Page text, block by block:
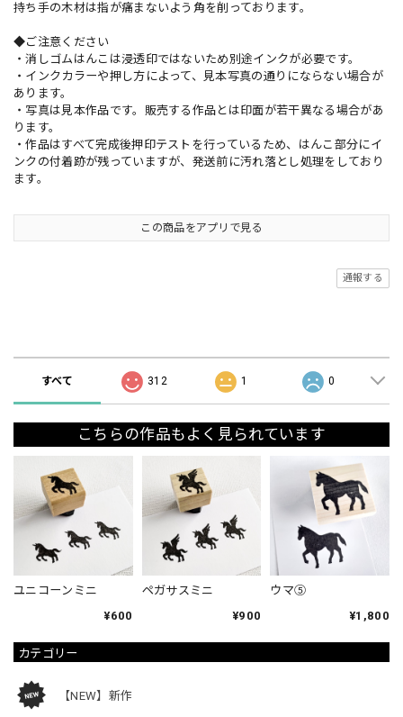
カテゴリー
【NEW】新作
持ち手の木材は指が痛まないよう角を削っております。
◆ご注意ください
・消しゴムはんこは浸透印ではないため別途インクが必要です。
・インクカラーや押し方によって、見本写真の通りにならない場合が
あります。
・写真は見本作品です。販売する作品とは印面が若干異なる場合があ
ります。
・作品はすべて完成後押印テストを行っているため、はんこ部分にイ
ンクの付着跡が残っていますが、発送前に汚れ落とし処理をしており
ます。
この商品をアプリで見る
通報する
すべて 312 1 0
こちらの作品もよく見られています
ユニコーンミニ
¥600
ペガサスミニ
¥900
ウマ⑤
¥1,800